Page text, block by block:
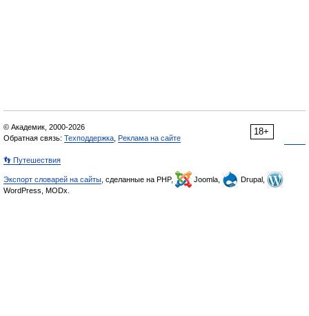
18+
© Академик, 2000-2026
Обратная связь: Техподдержка Реклама на сайте
👣 Путешествия
Экспорт словарей на сайты , сделанные на PHP, Joomla,
Drupal,
WordPress, MODx.